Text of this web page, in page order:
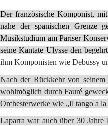
Der französische Komponist,
nahe der spanischen Grenze
Musikstudium am Pariser
seine Kantate Ulysse den
ihm Komponisten wie Debussy
Nach der Rückkehr von
wohlmöglich durch Fauré
Orchesterwerke wie „Il tango a
Laparra war auch über 30